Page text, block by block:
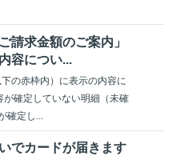
請求金額のご案内」
容につい...
の赤枠内）に表示の内容に
確定していない明細（未確
定し...
でカードが届きます